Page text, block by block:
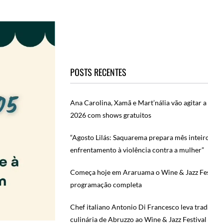
POSTS RECENTES
Ana Carolina, Xamã e Mart’nália vão agitar
2026 com shows gratuitos
“Agosto Lilás: Saquarema prepara mês
enfrentamento à violência contra a mulher”
Começa hoje em Araruama o Wine & Jazz
programação completa
Chef italiano Antonio Di Francesco leva
culinária de Abruzzo ao Wine & Jazz